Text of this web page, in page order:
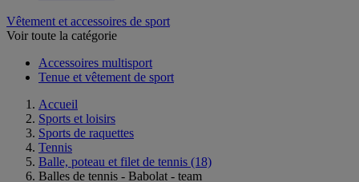
Vêtement et accessoires de sport
Accessoires multisport
Accueil
Sports et loisirs
Sports de raquettes
Tennis
Balle, poteau et filet de tennis (18)